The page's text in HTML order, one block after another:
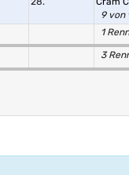
9 von
1
3